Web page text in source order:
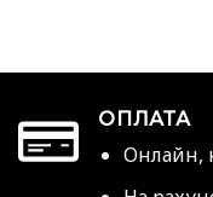
ОПЛАТА
Онлайн,